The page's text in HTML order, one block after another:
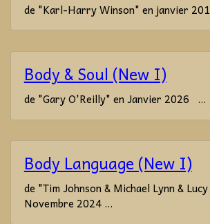
de "Karl-Harry Winson" en janvier
Body & Soul (New I)
de "Gary O'Reilly" en Janvier 2026 ...
Body Language (New I)
de "Tim Johnson & Michael Lynn &
Novembre 2024 ...